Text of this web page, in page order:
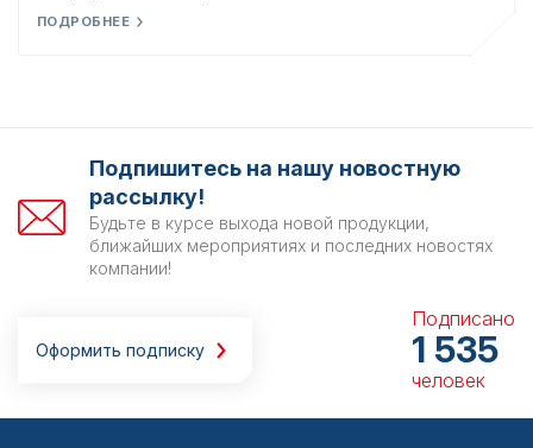
ПОДРОБНЕЕ
Подпишитесь на нашу новостную
рассылку!
Будьте в курсе выхода новой продукции,
ближайших мероприятиях и последних новостях
компании!
Оформить подписку
Подписано
1 535
человек